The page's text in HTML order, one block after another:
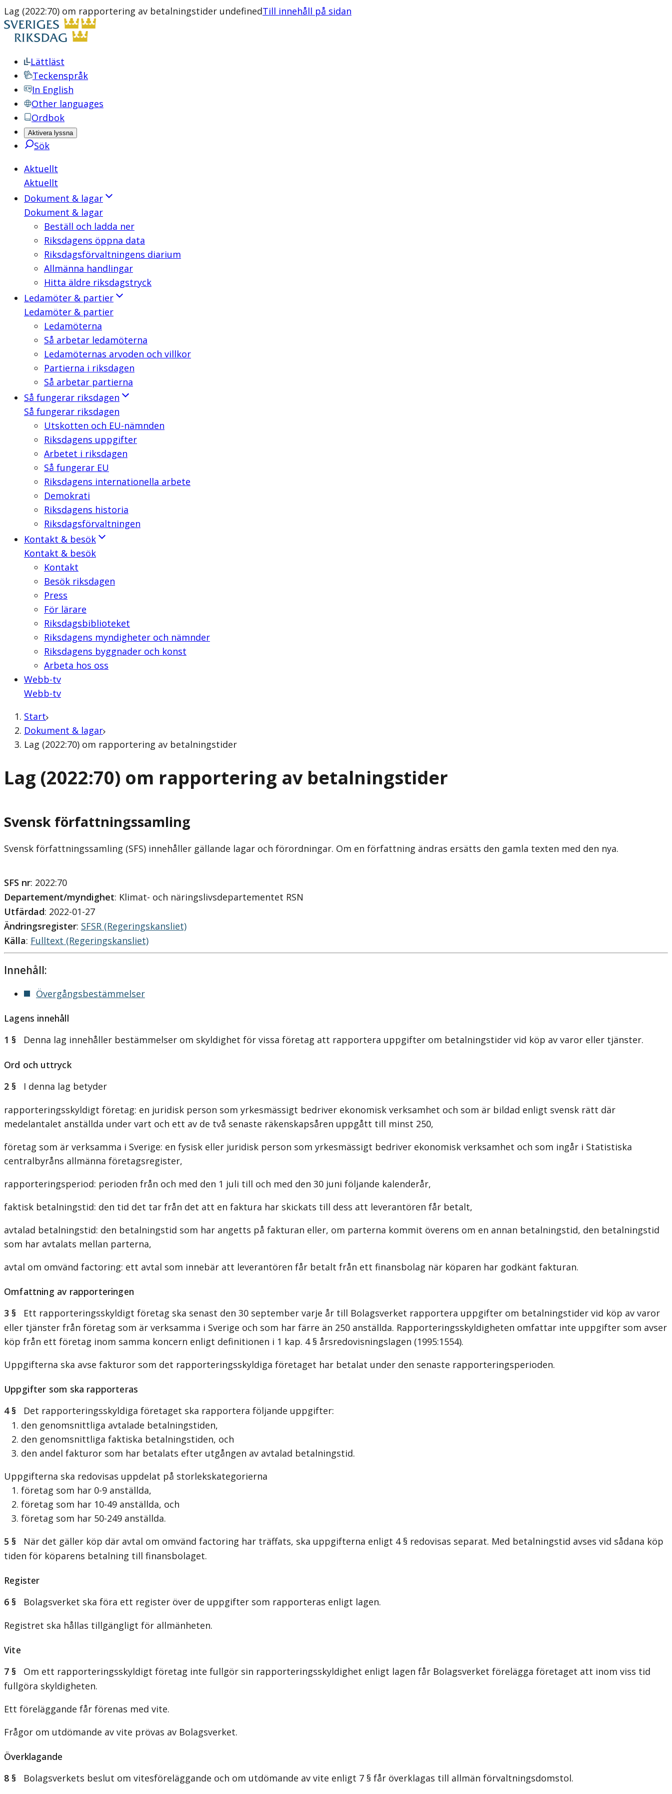
Lag (2022:70) om rapportering av betalningstider undefinedTill innehåll på sidan
Lättläst
Teckenspråk
In English
Other languages
Ordbok
Aktivera lyssna
Sök
Aktuellt
Aktuellt
Dokument & lagar
Dokument & lagar
Beställ och ladda ner
Riksdagens öppna data
Riksdagsförvaltningens diarium
Allmänna handlingar
Hitta äldre riksdagstryck
Ledamöter & partier
Ledamöter & partier
Ledamöterna
Så arbetar ledamöterna
Ledamöternas arvoden och villkor
Partierna i riksdagen
Så arbetar partierna
Så fungerar riksdagen
Så fungerar riksdagen
Utskotten och EU-nämnden
Riksdagens uppgifter
Arbetet i riksdagen
Så fungerar EU
Riksdagens internationella arbete
Demokrati
Riksdagens historia
Riksdagsförvaltningen
Kontakt & besök
Kontakt & besök
Kontakt
Besök riksdagen
Press
För lärare
Riksdagsbiblioteket
Riksdagens myndigheter och nämnder
Riksdagens byggnader och konst
Arbeta hos oss
Webb-tv
Webb-tv
Start
Dokument & lagar
Lag (2022:70) om rapportering av betalningstider
Lag (2022:70) om rapportering av betalningstider
Svensk författningssamling
Svensk författningssamling (SFS) innehåller gällande lagar och förordningar. Om en författning ändras ersätts den gamla texten med den nya.
SFS nr: 2022:70
Departement/myndighet: Klimat- och näringslivsdepartementet RSN
Utfärdad: 2022-01-27
Ändringsregister: SFSR (Regeringskansliet)
Källa: Fulltext (Regeringskansliet)
Innehåll:
Övergångsbestämmelser
Lagens innehåll
1 § Denna lag innehåller bestämmelser om skyldighet för vissa företag att rapportera uppgifter om betalningstider vid köp av varor eller tjänster.
Ord och uttryck
2 § I denna lag betyder
rapporteringsskyldigt företag: en juridisk person som yrkesmässigt bedriver ekonomisk verksamhet och som är bildad enligt svensk rätt där
medelantalet anställda under vart och ett av de två senaste räkenskapsåren uppgått till minst 250,
företag som är verksamma i Sverige: en fysisk eller juridisk person som yrkesmässigt bedriver ekonomisk verksamhet och som ingår i Statistiska
centralbyråns allmänna företagsregister,
rapporteringsperiod: perioden från och med den 1 juli till och med den 30 juni följande kalenderår,
faktisk betalningstid: den tid det tar från det att en faktura har skickats till dess att leverantören får betalt,
avtalad betalningstid: den betalningstid som har angetts på fakturan eller, om parterna kommit överens om en annan betalningstid, den betalningstid
som har avtalats mellan parterna,
avtal om omvänd factoring: ett avtal som innebär att leverantören får betalt från ett finansbolag när köparen har godkänt fakturan.
Omfattning av rapporteringen
3 § Ett rapporteringsskyldigt företag ska senast den 30 september varje år till Bolagsverket rapportera uppgifter om betalningstider vid köp av varor
eller tjänster från företag som är verksamma i Sverige och som har färre än 250 anställda. Rapporteringsskyldigheten omfattar inte uppgifter som avser
köp från ett företag inom samma koncern enligt definitionen i 1 kap. 4 § årsredovisningslagen (1995:1554).
Uppgifterna ska avse fakturor som det rapporteringsskyldiga företaget har betalat under den senaste rapporteringsperioden.
Uppgifter som ska rapporteras
4 § Det rapporteringsskyldiga företaget ska rapportera följande uppgifter:
1. den genomsnittliga avtalade betalningstiden,
2. den genomsnittliga faktiska betalningstiden, och
3. den andel fakturor som har betalats efter utgången av avtalad betalningstid.
Uppgifterna ska redovisas uppdelat på storlekskategorierna
1. företag som har 0-9 anställda,
2. företag som har 10-49 anställda, och
3. företag som har 50-249 anställda.
5 § När det gäller köp där avtal om omvänd factoring har träffats, ska uppgifterna enligt 4 § redovisas separat. Med betalningstid avses vid sådana köp
tiden för köparens betalning till finansbolaget.
Register
6 § Bolagsverket ska föra ett register över de uppgifter som rapporteras enligt lagen.
Registret ska hållas tillgängligt för allmänheten.
Vite
7 § Om ett rapporteringsskyldigt företag inte fullgör sin rapporteringsskyldighet enligt lagen får Bolagsverket förelägga företaget att inom viss tid
fullgöra skyldigheten.
Ett föreläggande får förenas med vite.
Frågor om utdömande av vite prövas av Bolagsverket.
Överklagande
8 § Bolagsverkets beslut om vitesföreläggande och om utdömande av vite enligt 7 § får överklagas till allmän förvaltningsdomstol.